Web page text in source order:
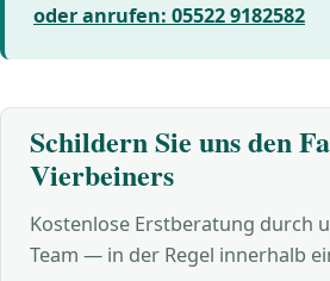
oder anrufen: 05522 9182582
Schildern Sie uns den
Vierbeiners
Kostenlose Erstberatung durch
Team — in der Regel innerhalb